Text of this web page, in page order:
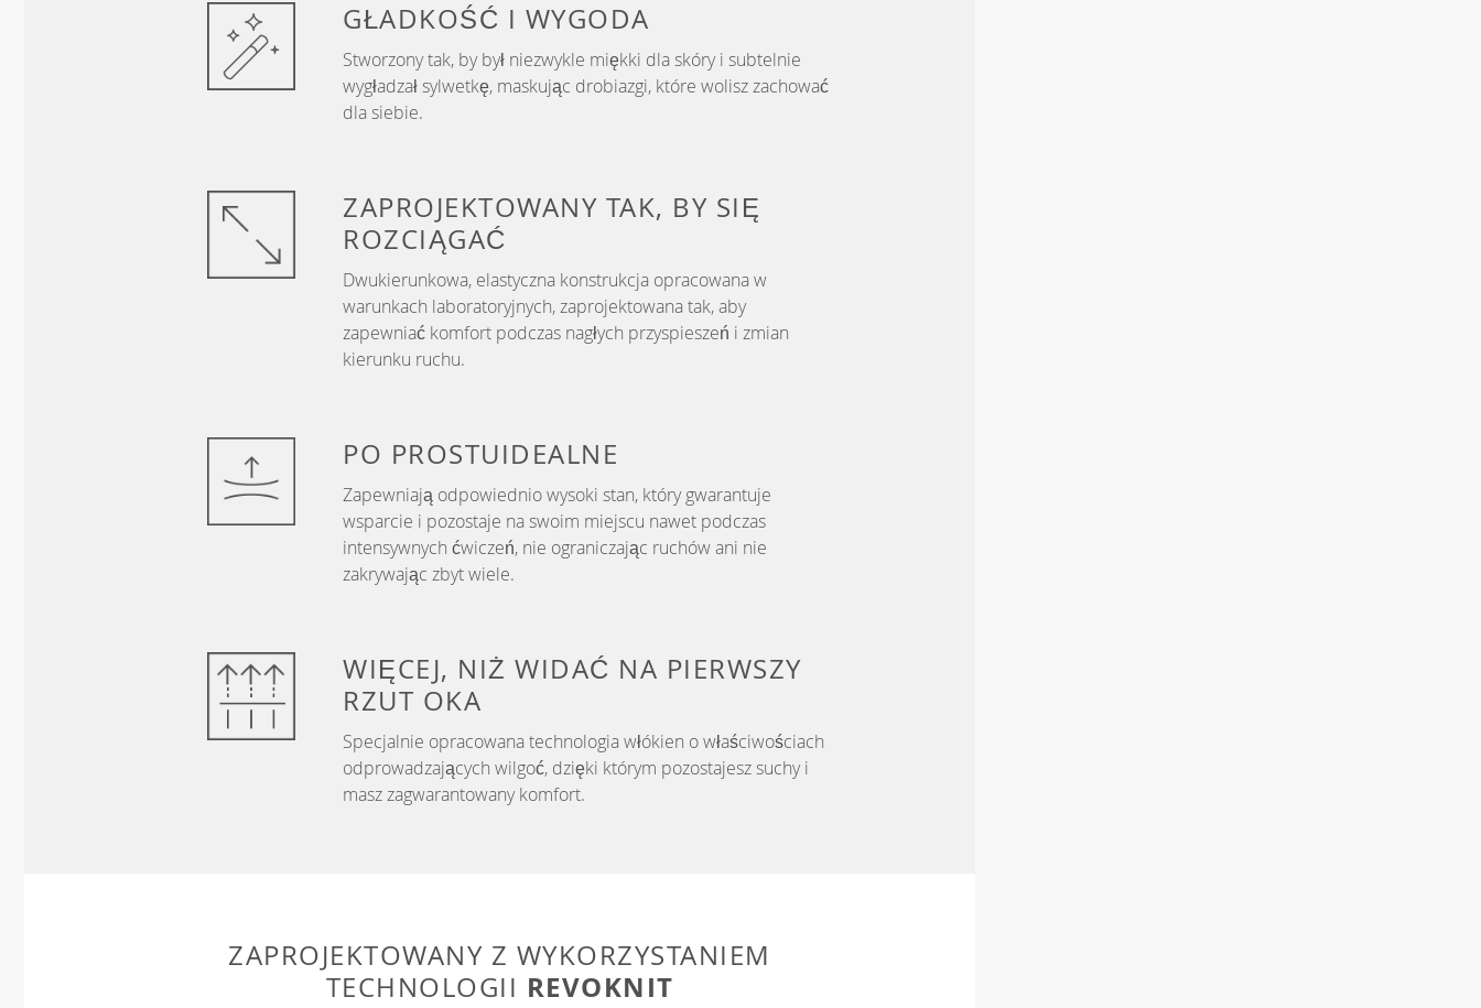
GŁADKOŚĆ I WYGODA
Stworzony tak, by był niezwykle miękki dla skóry i subtelnie
wygładzał sylwetkę, maskując drobiazgi, które wolisz zachować
dla siebie.
ZAPROJEKTOWANY TAK, BY SIĘ
ROZCIĄGAĆ
Dwukierunkowa, elastyczna konstrukcja opracowana w
warunkach laboratoryjnych, zaprojektowana tak, aby
zapewniać komfort podczas nagłych przyspieszeń i zmian
kierunku ruchu.
PO PROSTUIDEALNE
Zapewniają odpowiednio wysoki stan, który gwarantuje
wsparcie i pozostaje na swoim miejscu nawet podczas
intensywnych ćwiczeń, nie ograniczając ruchów ani nie
zakrywając zbyt wiele.
WIĘCEJ, NIŻ WIDAĆ NA PIERWSZY
RZUT OKA
Specjalnie opracowana technologia włókien o właściwościach
odprowadzających wilgoć, dzięki którym pozostajesz suchy i
masz zagwarantowany komfort.
ZAPROJEKTOWANY Z WYKORZYSTANIEM
TECHNOLOGII REVOKNIT